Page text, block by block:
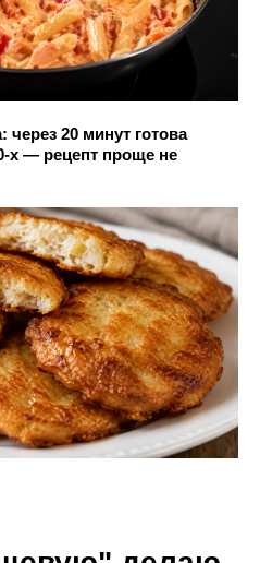
20 минут готова
х — рецепт проще не